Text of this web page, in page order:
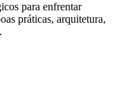
para enfrentar
práticas, arquitetura,